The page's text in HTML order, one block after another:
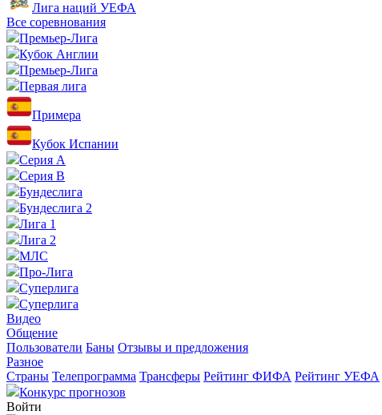
Лига наций УЕФА
Все соревнования
Премьер-Лига
Кубок Англии
Премьер-Лига
Первая лига
Примера
Кубок Испании
Серия А
Серия B
Бундеслига
Бундеслига 2
Лига 1
Лига 2
МЛС
Про-Лига
Суперлига
Суперлига
Видео
Общение
Пользователи Баны Отзывы и предложения
Разное
Страны Телепрограмма Трансферы Рейтинг ФИФА Рейтинг УЕФА
Конкурс прогнозов
Войти